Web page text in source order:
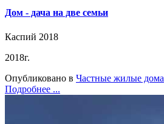
Дом - дача на две семьи
Каспий 2018
2018г.
Опубликовано в Частные жилые дома
Подробнее ...